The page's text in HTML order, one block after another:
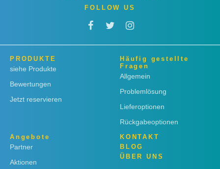
FOLLOW US
PRODUKTE
siehe Produkte
Bewertungen
Jetzt reservieren
Häufig gestellte
Fragen
Allgemein
Problemlösung
Lieferoptionen
Rückgabeoptionen
Angebote
Partner
Aktionen
KONTAKT
BLOG
ÜBER UNS